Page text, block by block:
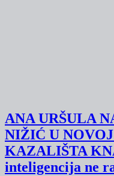
ANA URŠULA
NIŽIĆ U
KAZALIŠTA
inteligencija ne